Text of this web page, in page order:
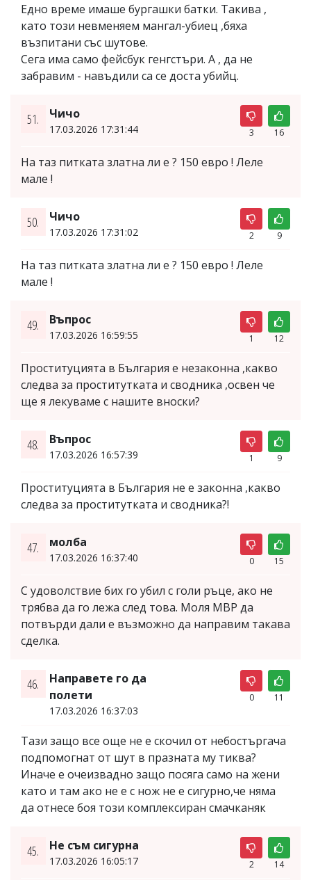
Едно време имаше бургашки батки. Такива ,
като този невменяем мангал-убиец ,бяха
възпитани със шутове.
Сега има само фейсбук генгстъри. А , да не
забравим - навъдили са се доста убийц.
51. Чичо
17.03.2026 17:31:44 3 16
На таз питката златна ли е ? 150 евро ! Леле
мале !
50. Чичо
17.03.2026 17:31:02 2 9
На таз питката златна ли е ? 150 евро ! Леле
мале !
49. Въпрос
17.03.2026 16:59:55 1 12
Проституцията в България е незаконна ,какво
следва за проститутката и сводника ,освен че
ще я лекуваме с нашите вноски?
48. Въпрос
17.03.2026 16:57:39 1 9
Проституцията в България не е законна ,какво
следва за проститутката и сводника?!
47. молба
17.03.2026 16:37:40 0 15
С удоволствие бих го убил с голи ръце, ако не
трябва да го лежа след това. Моля МВР да
потвърди дали е възможно да направим такава
сделка.
46.
Направете го да
полети
17.03.2026 16:37:03
0 11
Тази защо все още не е скочил от небостъргача
подпомогнат от шут в празната му тиква?
Иначе е очеизвадно защо посяга само на жени
като и там ако не е с нож не е сигурно,че няма
да отнесе боя този комплексиран смачканяк
45. Не съм сигурна
17.03.2026 16:05:17 2 14